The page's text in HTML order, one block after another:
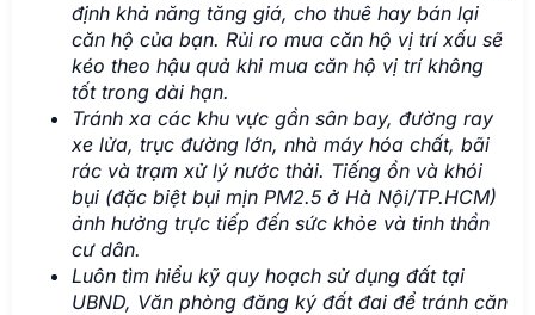
định khả năng tăng giá, cho thuê hay bán lại
căn hộ của bạn. Rủi ro mua căn hộ vị trí xấu sẽ
kéo theo hậu quả khi mua căn hộ vị trí không
tốt trong dài hạn.
Tránh xa các khu vực gần sân bay, đường ray
xe lửa, trục đường lớn, nhà máy hóa chất, bãi
rác và trạm xử lý nước thải. Tiếng ồn và khói
bụi (đặc biệt bụi mịn PM2.5 ở Hà Nội/TP.HCM)
ảnh hưởng trực tiếp đến sức khỏe và tinh thần
cư dân.
Luôn tìm hiểu kỹ quy hoạch sử dụng đất tại
UBND, Văn phòng đăng ký đất đai để tránh căn